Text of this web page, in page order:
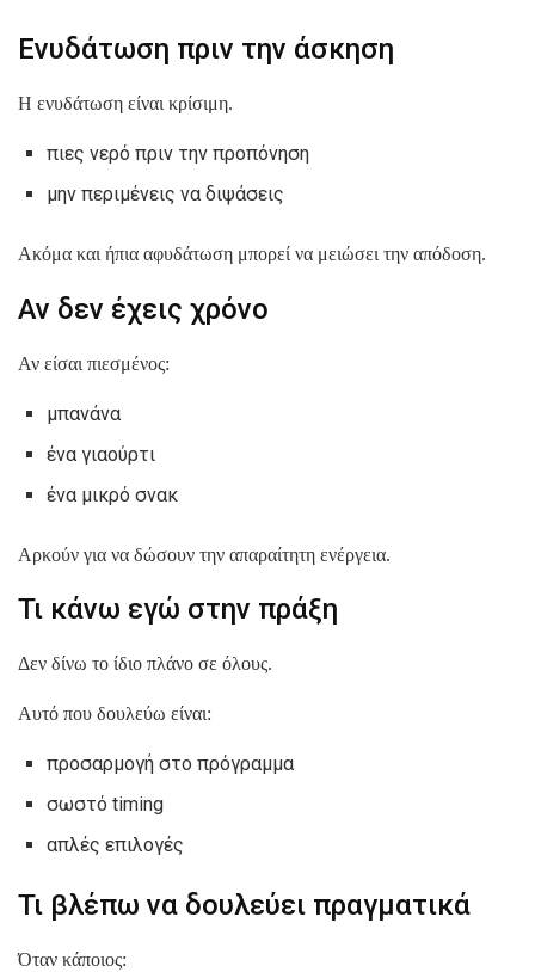
Ενυδάτωση πριν την άσκηση
Η ενυδάτωση είναι κρίσιμη.
πιες νερό πριν την προπόνηση
μην περιμένεις να διψάσεις
Ακόμα και ήπια αφυδάτωση μπορεί να μειώσει την απόδοση.
Αν δεν έχεις χρόνο
Αν είσαι πιεσμένος:
μπανάνα
ένα γιαούρτι
ένα μικρό σνακ
Αρκούν για να δώσουν την απαραίτητη ενέργεια.
Τι κάνω εγώ στην πράξη
Δεν δίνω το ίδιο πλάνο σε όλους.
Αυτό που δουλεύω είναι:
προσαρμογή στο πρόγραμμα
σωστό timing
απλές επιλογές
Τι βλέπω να δουλεύει πραγματικά
Όταν κάποιος: